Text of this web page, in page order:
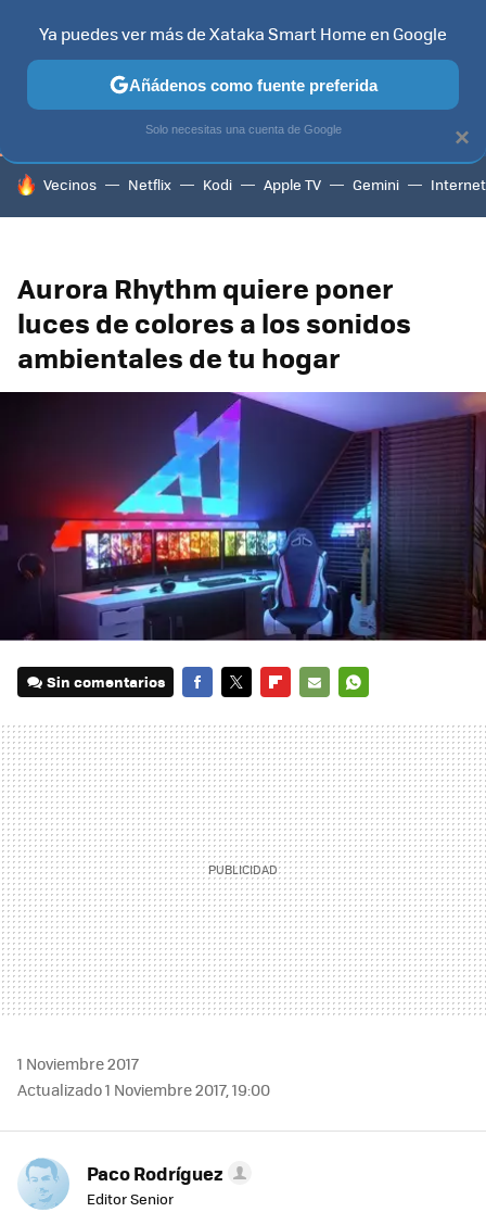
TELEVISORES CONTENIDOS SMART TV SELECCIÓN
HOY SE HABLA DE
Vecinos Netflix Kodi Apple TV Gemini Internet
Aurora Rhythm quiere poner
luces de colores a los sonidos
ambientales de tu hogar
Sin comentarios
MAIL
1 Noviembre 2017
Actualizado 1 Noviembre 2017, 19:00
Paco Rodríguez
Editor Senior
×
Ya puedes ver más de Xataka Smart Home en Google
Añádenos como fuente preferida
Solo necesitas una cuenta de Google